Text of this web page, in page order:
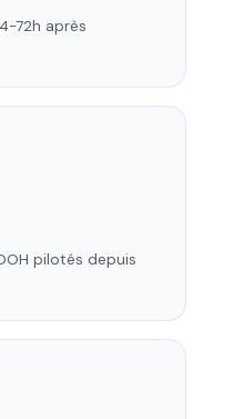
72h après
pilotés depuis